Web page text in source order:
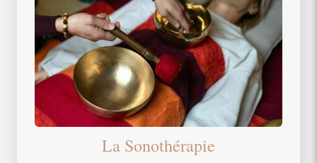
La Sonothérapie